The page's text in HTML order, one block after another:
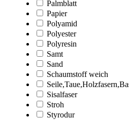
Palmblatt
Papier
Polyamid
Polyester
Polyresin
Samt
Sand
Schaumstoff weich
Sisalfaser
Stroh
Styrodur